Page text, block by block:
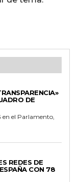
DE
en el Parlamento,
REDES DE
CON 78